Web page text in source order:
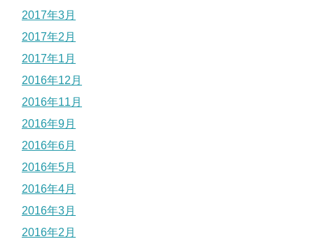
2017年3月
2017年2月
2017年1月
2016年12月
2016年11月
2016年9月
2016年6月
2016年5月
2016年4月
2016年3月
2016年2月